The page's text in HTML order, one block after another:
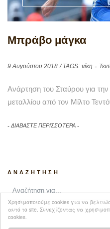
Χρησιμοποιούμε cookies για να
αυτό το site. Συνεχίζοντας να
cookies.
Μπράβο μάγκα
9 Αυγούστου 2018 / TAGS: νίκη
Ανάρτηση του Σταύρου για
μεταλλίου από τον Μίλτο
ΔΙΑΒΑΣΤΕ ΠΕΡΙΣΣΟΤΕΡΑ
ANAZHTHΣΗ